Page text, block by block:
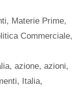
, Materie Prime,
Commerciale,
,azione,azioni,
, Italia,